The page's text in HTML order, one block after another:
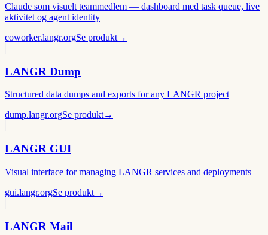
Claude som visuelt teammedlem — dashboard med task queue, live
aktivitet og agent identity
coworker.langr.orgSe produkt→
LANGR Dump
Structured data dumps and exports for any LANGR project
dump.langr.orgSe produkt→
LANGR GUI
Visual interface for managing LANGR services and deployments
gui.langr.orgSe produkt→
LANGR Mail